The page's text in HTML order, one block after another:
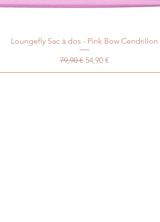
Loungefly Sac à dos - Pink Bow Cendrillon
Prix original
79,90 € Prix promotionnel
54,90 €